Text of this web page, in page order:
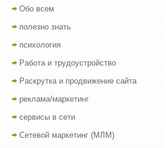
Обо всем
полезно знать
психология
Работа и трудоустройство
Раскрутка и продвижение сайта
реклама/маркетинг
сервисы в сети
Сетевой маркетинг (МЛМ)